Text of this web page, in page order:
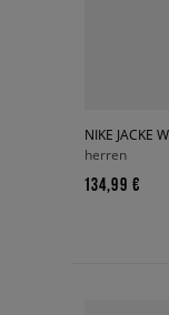
NIKE JACKE
herren
134,99 €